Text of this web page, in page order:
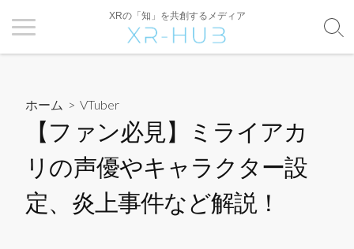
XRの「知」を共創するメディア
ホーム >VTuber
【ファン必見】ミライアカ
リの声優やキャラクター設
定、炎上事件など解説！